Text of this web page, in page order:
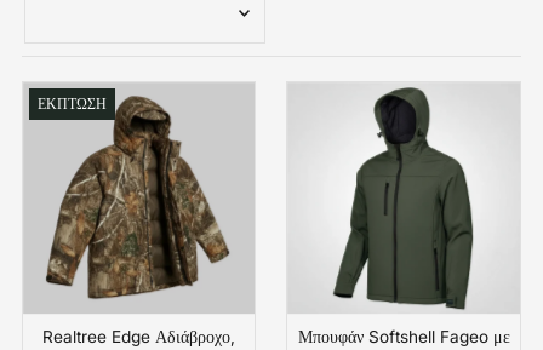
Πιο συναφή
Κορυφαίες πωλήσεις
Αλφαβητικά, Α-Ω
Αλφαβητικά, Ω-Α
Τιμή, χαμηλότερη σε
υψηλότερη
Τιμή, υψηλότερη σε
χαμηλότερη
Ημερομηνία,
παλαιότερη σε νεότερη
ΕΚΠΤΩΣΗ
Realtree Edge Αδιάβροχο,
Μπουφάν Softshell Fageo με